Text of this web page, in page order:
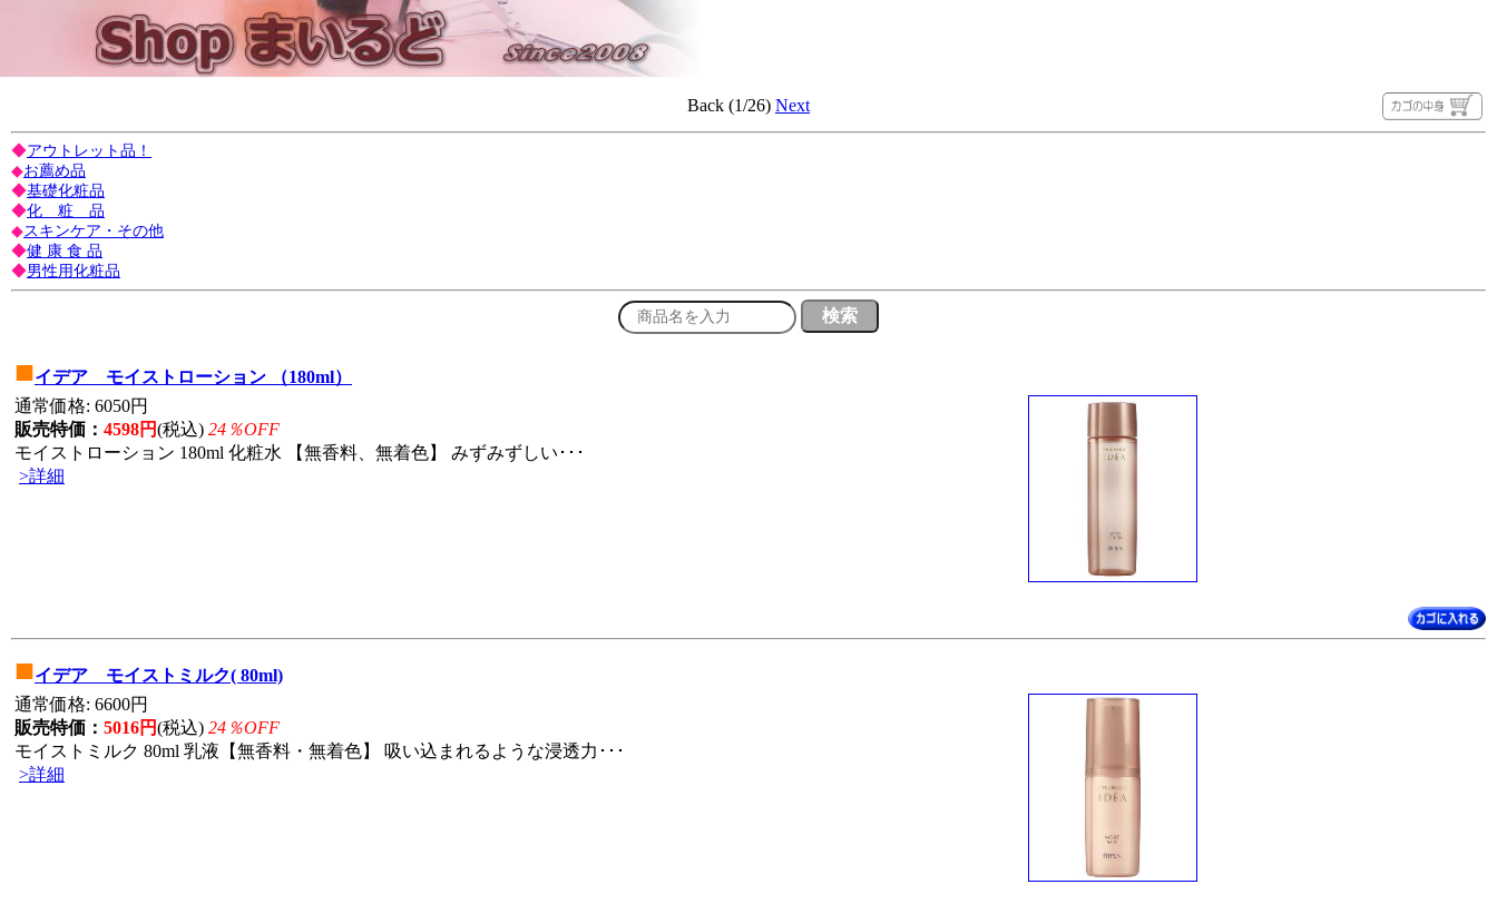
Back (1/26) Next
◆アウトレット品！
◆お薦め品
◆基礎化粧品
◆化 粧 品
◆スキンケア・その他
◆健 康 食 品
◆男性用化粧品
■イデア モイストローション （180ml）
通常価格: 6050円
販売特価： 4598円(税込) 24％OFF
モイストローション 180ml 化粧水 【無香料、無着色】 みずみずしい･･･
>詳細
■イデア モイストミルク( 80ml)
通常価格: 6600円
販売特価： 5016円(税込) 24％OFF
モイストミルク 80ml 乳液【無香料・無着色】 吸い込まれるような浸透力･･･
>詳細